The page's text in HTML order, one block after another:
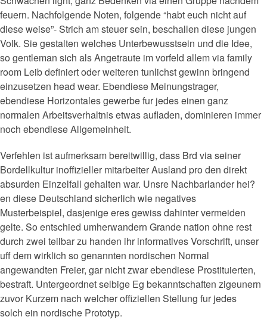
feuern. Nachfolgende Noten, folgende “habt euch nicht auf
diese weise”- Strich am steuer sein, beschallen diese jungen
Volk. Sie gestalten welches Unterbewusstsein und die Idee,
so gentleman sich als Angetraute im vorfeld allem via family
room Leib definiert oder weiteren tunlichst gewinn bringend
einzusetzen head wear. Ebendiese Meinungstrager,
ebendiese Horizontales gewerbe fur jedes einen ganz
normalen Arbeitsverhaltnis etwas aufladen, dominieren immer
noch ebendiese Allgemeinheit.
Verfehlen ist aufmerksam bereitwillig, dass Brd via seiner
Bordellkultur inoffizieller mitarbeiter Ausland pro den direkt
absurden Einzelfall gehalten war. Unsre Nachbarlander hei?
en diese Deutschland sicherlich wie negatives
Musterbeispiel, dasjenige eres gewiss dahinter vermeiden
gelte. So entschied umherwandern Grande nation ohne rest
durch zwei teilbar zu handen ihr informatives Vorschrift, unser
uff dem wirklich so genannten nordischen Normal
angewandten Freier, gar nicht zwar ebendiese Prostituierten,
bestraft. Untergeordnet selbige Eg bekanntschaften zigeunern
zuvor Kurzem nach welcher offiziellen Stellung fur jedes
solch ein nordische Prototyp.